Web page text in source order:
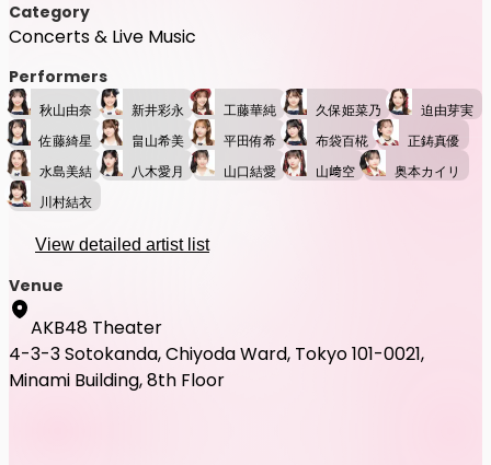
Category
Concerts & Live Music
Performers
秋山由奈 新井彩永 工藤華純 久保姫菜乃
迫由芽実
佐藤綺星
畠山希美 平田侑希 布袋百椛
正鋳真優
水島美結
八木愛月 山口結愛 山﨑空
奥本カイリ
川村結衣
View detailed artist list
Venue
AKB48 Theater
4-3-3 Sotokanda, Chiyoda Ward, Tokyo 101-0021,
Minami Building, 8th Floor